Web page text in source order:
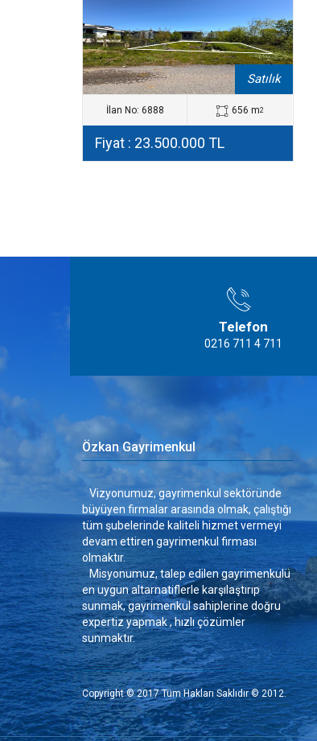
Satılık
İlan No: 6888 656 m2
Fiyat : 23.500.000 TL
Telefon
0216 711 4 711
Özkan Gayrimenkul
Vizyonumuz, gayrimenkul sektöründe
büyüyen firmalar arasında olmak, çalıştığı
tüm şubelerinde kaliteli hizmet vermeyi
devam ettiren gayrimenkul firması
olmaktır.
Misyonumuz, talep edilen gayrimenkulü
en uygun altarnatiflerle karşılaştırıp
sunmak, gayrimenkul sahiplerine doğru
expertiz yapmak , hızlı çözümler
sunmaktır.
Copyright © 2017Tüm Hakları Saklıdır © 2012.